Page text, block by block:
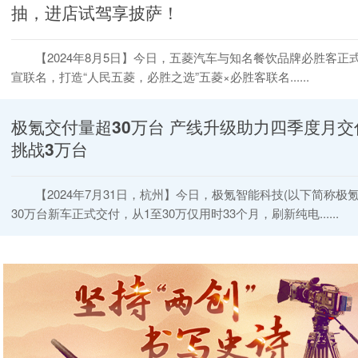
抽，进店试驾享披萨！
【2024年8月5日】今日，五菱汽车与知名餐饮品牌必胜客正
宣联名，打造“人民五菱，必胜之选”五菱×必胜客联名......
极氪交付量超30万台 产线升级助力四季度月
挑战3万台
【2024年7月31日，杭州】今日，极氪智能科技(以下简称极
30万台新车正式交付，从1至30万仅用时33个月，刷新纯电......